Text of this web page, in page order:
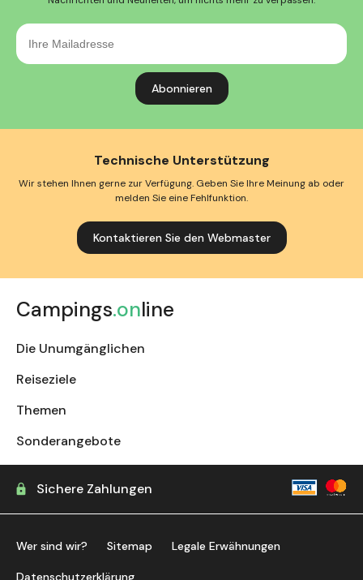
Ihre
Mailadresse
Technische Unterstützung
Wir stehen Ihnen gerne zur Verfügung. Geben Sie Ihre Meinung ab oder
melden Sie eine Fehlfunktion.
Kontaktieren Sie den Webmaster
Campings.online
Die Unumgänglichen
Reiseziele
Themen
Sonderangebote
Sichere Zahlungen
Wer sind wir? Sitemap Legale Erwähnungen
Datenschutzerklärung